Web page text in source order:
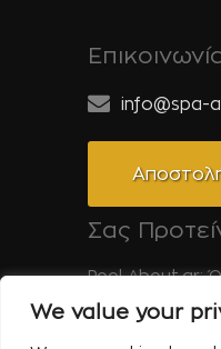
We value your
info@spa-
Σας
Pool-About.gr:
Tinos-About.gr: